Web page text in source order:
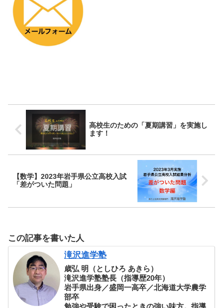
高校生のための「夏期講習」を実施し
ます！
【数学】2023年岩手県公立高校入試
「差がついた問題」
この記事を書いた人
滝沢進学塾
歳弘 明（としひろ あきら）
滝沢進学塾塾長（指導歴20年）
岩手県出身／盛岡一高卒／北海道大学農学
部卒
勉強や受験で困ったときの強い味方。指導